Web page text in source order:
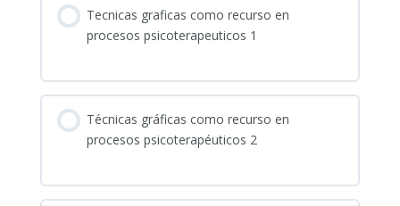
Tecnicas graficas como recurso en
procesos psicoterapeuticos 1
Técnicas gráficas como recurso en
procesos psicoterapéuticos 2